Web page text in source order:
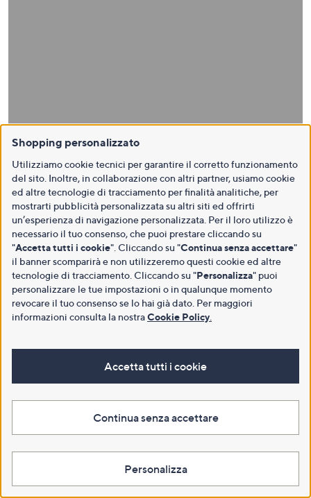
Shopping personalizzato
Utilizziamo cookie tecnici per garantire il corretto funzionamento
del sito. Inoltre, in collaborazione con altri partner, usiamo cookie
ed altre tecnologie di tracciamento per finalità analitiche, per
mostrarti pubblicità personalizzata su altri siti ed offrirti
un’esperienza di navigazione personalizzata. Per il loro utilizzo è
necessario il tuo consenso, che puoi prestare cliccando su
"Accetta tutti i cookie". Cliccando su "Continua senza accettare"
il banner scomparirà e non utilizzeremo questi cookie ed altre
tecnologie di tracciamento. Cliccando su "Personalizza" puoi
personalizzare le tue impostazioni o in qualunque momento
revocare il tuo consenso se lo hai già dato. Per maggiori
informazioni consulta la nostraCookie Policy
Accetta tutti i cookie
Continua senza accettare
Personalizza